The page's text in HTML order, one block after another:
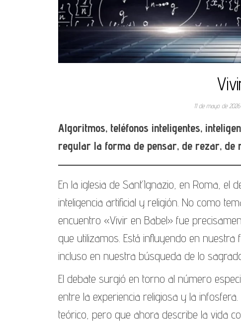
11 de mayo de 2026
Algoritmos, teléfonos inteligentes,
regular la forma de pensar, de rezar, de
En la iglesia de Sant’Ignazio, en Roma, el
inteligencia artificial y religión. No como
encuentro «Vivir en Babel» fue
que utilizamos. Está influyendo en
incluso en nuestra búsqueda de lo
El debate surgió en torno al número
entre la experiencia religiosa y la
teórico, pero que ahora describe la vida